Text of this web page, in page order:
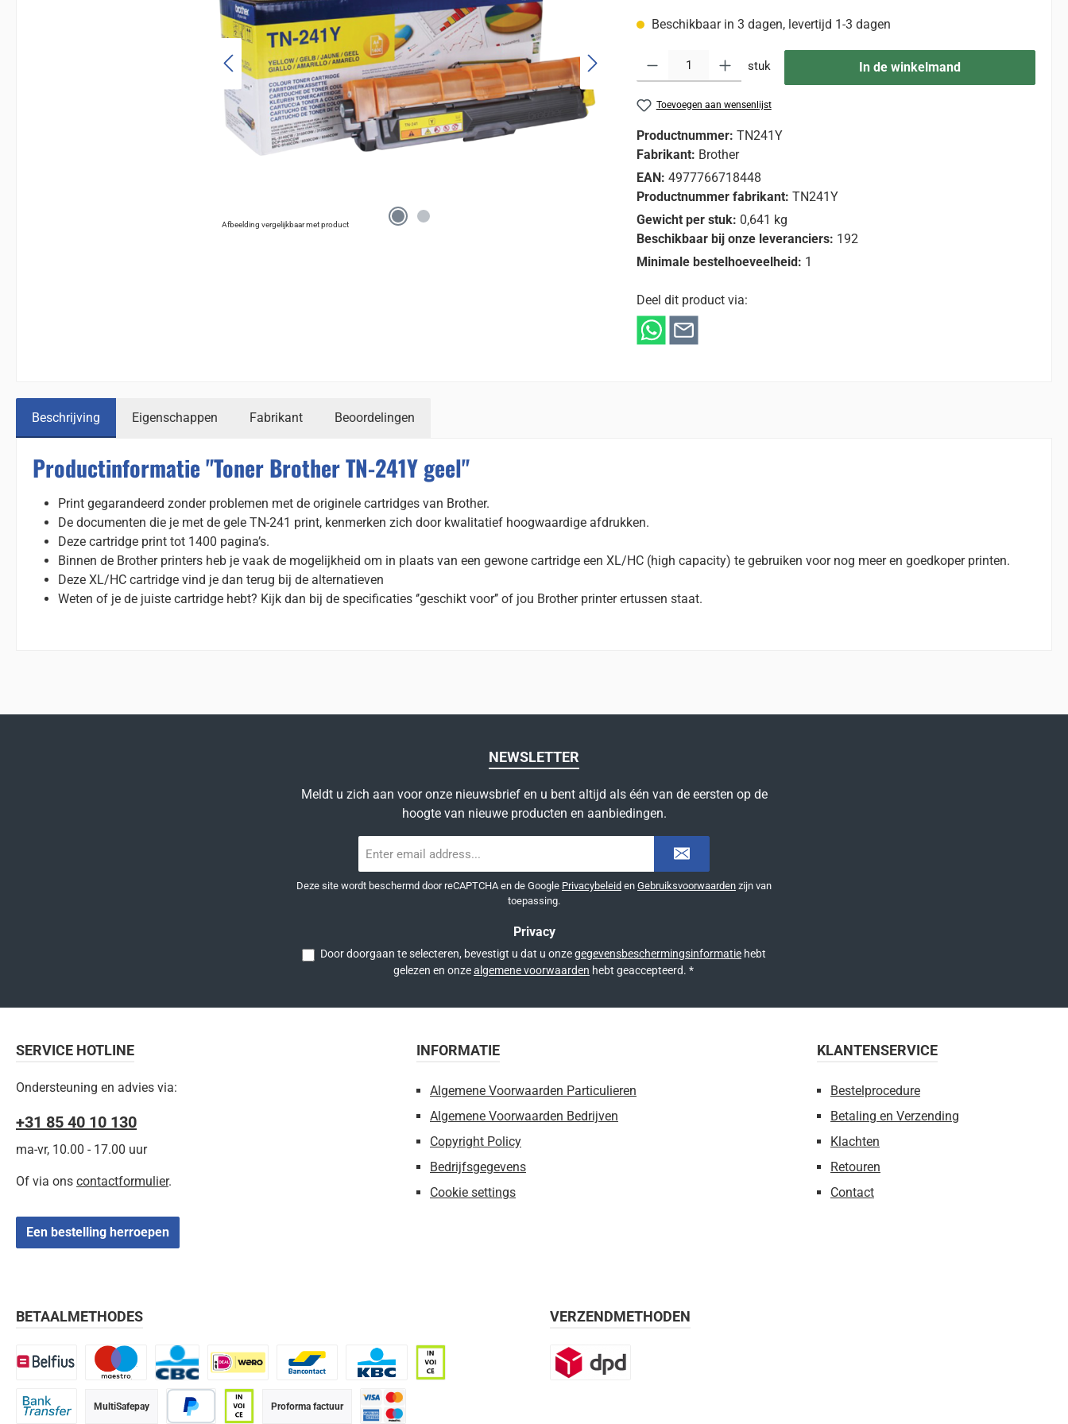
Afbeelding vergelijkbaar met product
Beschikbaar in 3 dagen, levertijd 1-3 dagen
Producthoeveelheid: Voer de gewenste hoeveelheid in of gebruik de knoppen om de
stuk In de winkelmand
Toevoegen aan wensenlijst
Productnummer: TN241Y
Fabrikant: Brother
EAN: 4977766718448
Productnummer fabrikant: TN241Y
Gewicht per stuk: 0,641 kg
Beschikbaar bij onze leveranciers: 192
Minimale bestelhoeveelheid: 1
Deel dit product via:
Beschrijving Eigenschappen Fabrikant Beoordelingen
Productinformatie "Toner Brother TN-241Y geel"
Print gegarandeerd zonder problemen met de originele cartridges van Brother.
De documenten die je met de gele TN-241 print, kenmerken zich door kwalitatief hoogwaardige afdrukken.
Deze cartridge print tot 1400 pagina’s.
Binnen de Brother printers heb je vaak de mogelijkheid om in plaats van een gewone cartridge een XL/HC (high capacity) te gebruiken voor nog meer en goedkoper printen.
Deze XL/HC cartridge vind je dan terug bij de alternatieven
Weten of je de juiste cartridge hebt? Kijk dan bij de specificaties ‘’geschikt voor’’ of jou Brother printer ertussen staat.
NEWSLETTER
Meldt u zich aan voor onze nieuwsbrief en u bent altijd als één van de eersten op de
hoogte van nieuwe producten en aanbiedingen.
mailadres
Deze site wordt beschermd door reCAPTCHA en de Google Privacybeleid en Gebruiksvoorwaarden zijn van
toepassing.
Privacy
Door doorgaan te selecteren, bevestigt u dat u onzegegevensbeschermingsinformatie hebt
gelezen en onzealgemene voorwaarden hebt geaccepteerd. *
SERVICE HOTLINE
Ondersteuning en advies via:
+31 85 40 10 130
ma-vr, 10.00 - 17.00 uur
Of via ons contactformulier.
Een bestelling herroepen
INFORMATIE
Algemene Voorwaarden Particulieren
Algemene Voorwaarden Bedrijven
Copyright Policy
Bedrijfsgegevens
Cookie settings
KLANTENSERVICE
Bestelprocedure
Betaling en Verzending
Klachten
Retouren
Contact
BETAALMETHODES
iDEAL | Wero
MultiSafepay Proforma factuur
CBC
VERZENDMETHODEN